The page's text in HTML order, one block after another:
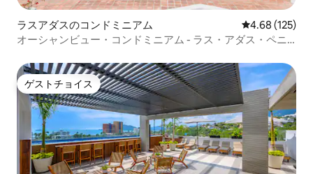
ラスアダスのコンドミニアム レビュー125
4.68 (125)
オーシャンビュー・コンドミニアム - ラス・アダス・ペニ
ゲストチョイス
ゲストチョイス